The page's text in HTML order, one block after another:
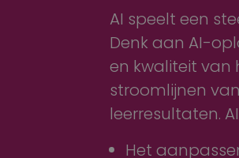
AI speelt een
Denk aan AI-
en kwaliteit van
stroomlijnen
leerresultaten.
Het